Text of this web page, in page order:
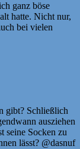
ganz böse
hatte. Nicht nur,
bei vielen
gibt? Schließlich
ausziehen
seine Socken zu
lässt? @dasnuf